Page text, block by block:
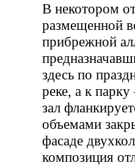
В некотором
размещенной
прибрежной
здесь по
реке, а к
зал
объемами
фасаде
композиция